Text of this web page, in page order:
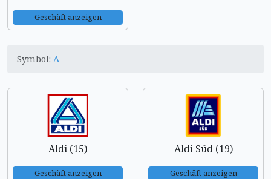
Geschäft anzeigen
Symbol: A
Aldi (15)
Geschäft anzeigen
Aldi Süd (19)
Geschäft anzeigen